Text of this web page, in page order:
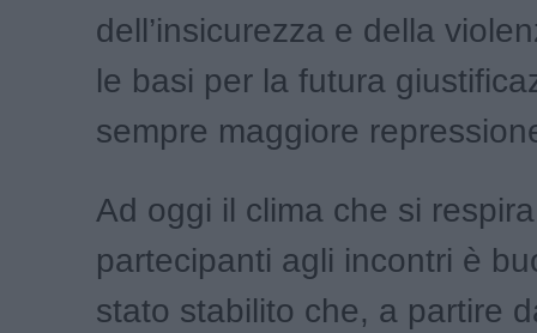
dell’insicurezza e della
le basi per la futura
sempre maggiore
Ad oggi il clima che si
partecipanti agli incontri è
stato stabilito che, a partire